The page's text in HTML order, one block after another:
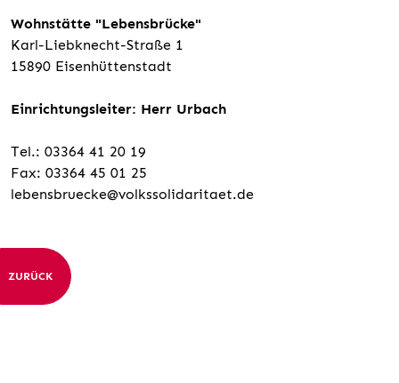
Wohnstätte "Lebensbrücke"
Karl-Liebknecht-Straße 1
15890 Eisenhüttenstadt
Einrichtungsleiter: Herr Urbach
Tel.: 03364 41 20 19
Fax: 03364 45 01 25
lebensbruecke@volkssolidaritaet.de
ZURÜCK